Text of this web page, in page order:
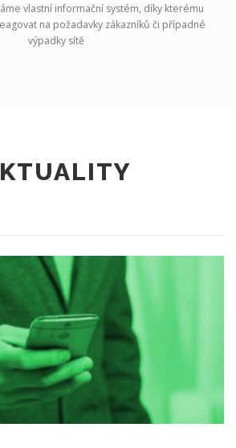
vlastní informační systém, díky kterému
na požadavky zákazníků či případné
výpadky sítě